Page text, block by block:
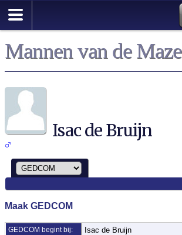
Mannen van de Maze
Isac de Bruijn
Maak GEDCOM
GEDCOM begint bij: Isac de Bruijn